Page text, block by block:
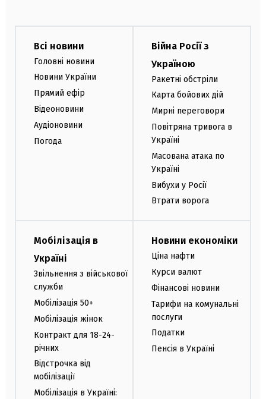
Всі новини
Головні новини
Новини України
Прямий ефір
Відеоновини
Аудіоновини
Погода
Війна Росії з
Україною
Ракетні обстріли
Карта бойових дій
Мирні переговори
Повітряна тривога в
Україні
Масована атака по
Україні
Вибухи у Росії
Втрати ворога
Мобілізація в
Україні
Звільнення з військової
служби
Мобілізація 50+
Мобілізація жінок
Контракт для 18-24-
річних
Відстрочка від
мобілізації
Мобілізація в Україні:
Новини економіки
Ціна нафти
Курси валют
Фінансові новини
Тарифи на комунальні
послуги
Податки
Пенсія в Україні